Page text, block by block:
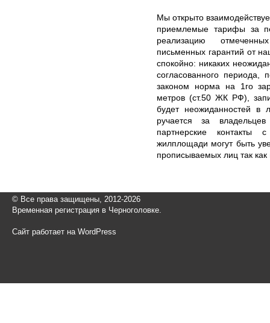
Мы открыто
приемлемые тарифы за
реализацию
письменных гарантий от
спокойно: никаких
согласованного периода,
законом норма на 1го
метров (ст.50 ЖК РФ),
будет неожиданностей в
ручается за
партнерские контакты
жилплощади могут быть
прописываемых лиц так
© Все права защищены, 2012-2026
Временная регистрация в Черноголовке.
Сайт работает на WordPress